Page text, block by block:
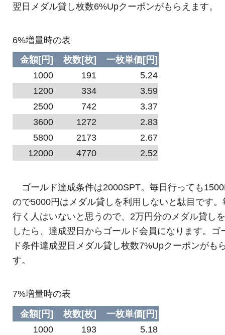
翌日メダル貸し枚数6%Upクーポンがもらえます。
6%増量時の表
金額[円]
枚数[枚]
一枚単価[円]
1000
191
5.24
1200
334
3.59
2500
742
3.37
3600
1272
2.83
5800
2173
2.67
12000
4770 2.52
ゴールド達成条件は2000SPT。毎日行っても
ので5000円はメダル貸しを利用しないと駄目です。
行く人はいないと思うので、2万円分のメダル貸し
したら、達成翌日からゴールド会員になります。ゴ
ド条件達成翌日メダル貸し枚数7%Upクーポンがも
す。
7%増量時の表
金額[円]
枚数[枚]
一枚単価[円]
1000
193
5.18